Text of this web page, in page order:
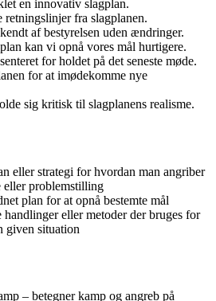
en innovativ slagplan.
retningslinjer fra slagplanen.
af bestyrelsen uden ændringer.
kan vi opnå vores mål hurtigere.
for holdet på det seneste møde.
for at imødekomme nye
sig kritisk til slagplanens realisme.
eller strategi for hvordan man angriber
eller problemstilling
plan for at opnå bestemte mål
eller metoder der bruges for
given situation
– betegner kamp og angreb på